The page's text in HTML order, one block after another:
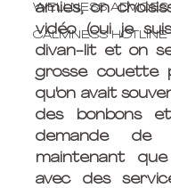
WELLNESS ADVICES
CALMNESS HOTLINE
amies, on
vidéo (oui je
divan-lit et on
grosse couette
qu'on avait
des bonbons
demande
maintenant
avec des